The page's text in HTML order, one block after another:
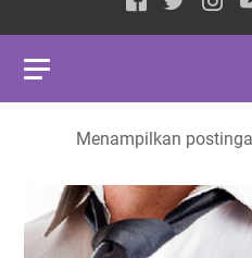
Menampilkan